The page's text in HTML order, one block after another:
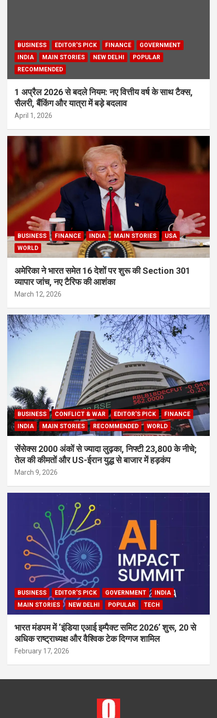
BUSINESS EDITOR'S PICK FINANCE
GOVERNMENT
INDIA
MAIN STORIES NEW DELHI
POPULAR
RECOMMENDED
1 अप्रैल 2026 से बदले नियम: नए वित्तीय वर्ष के साथ टैक्स,
सैलरी, बैंकिंग और यात्रा में बड़े बदलाव
April 1, 2026
BUSINESS FINANCE INDIA MAIN STORIES
USA
WORLD
अमेरिका ने भारत समेत 16 देशों पर शुरू की Section 301
व्यापार जांच, नए टैरिफ की आशंका
March 12, 2026
BUSINESS CONFLICT & WAR EDITOR'S PICK
FINANCE
INDIA
MAIN STORIES RECOMMENDED WORLD
सेंसेक्स 2000 अंकों से ज्यादा लुढ़का, निफ्टी 23,800 के नीचे;
तेल की कीमतों और US-ईरान युद्ध से बाजार में हड़कंप
March 9, 2026
BUSINESS EDITOR'S PICK GOVERNMENT
INDIA
MAIN STORIES
NEW DELHI POPULAR TECH
भारत मंडपम में ‘इंडिया एआई इम्पैक्ट समिट 2026’ शुरू, 20 से
अधिक राष्ट्राध्यक्ष और वैश्विक टेक दिग्गज शामिल
February 17, 2026